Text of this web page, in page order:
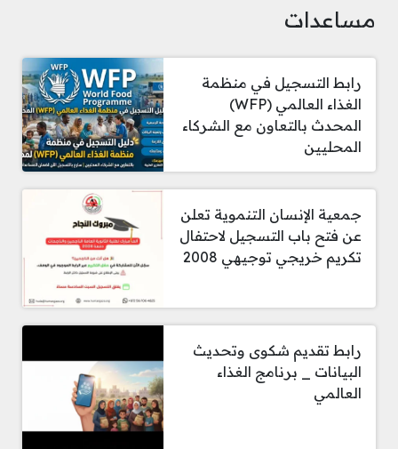
مساعدات
رابط التسجيل في منظمة
الغذاء العالمي (WFP)
المحدث بالتعاون مع الشركاء
المحليين
جمعية الإنسان التنموية تعلن
عن فتح باب التسجيل لاحتفال
تكريم خريجي توجيهي 2008
رابط تقديم شكوى وتحديث
البيانات _ برنامج الغذاء
العالمي